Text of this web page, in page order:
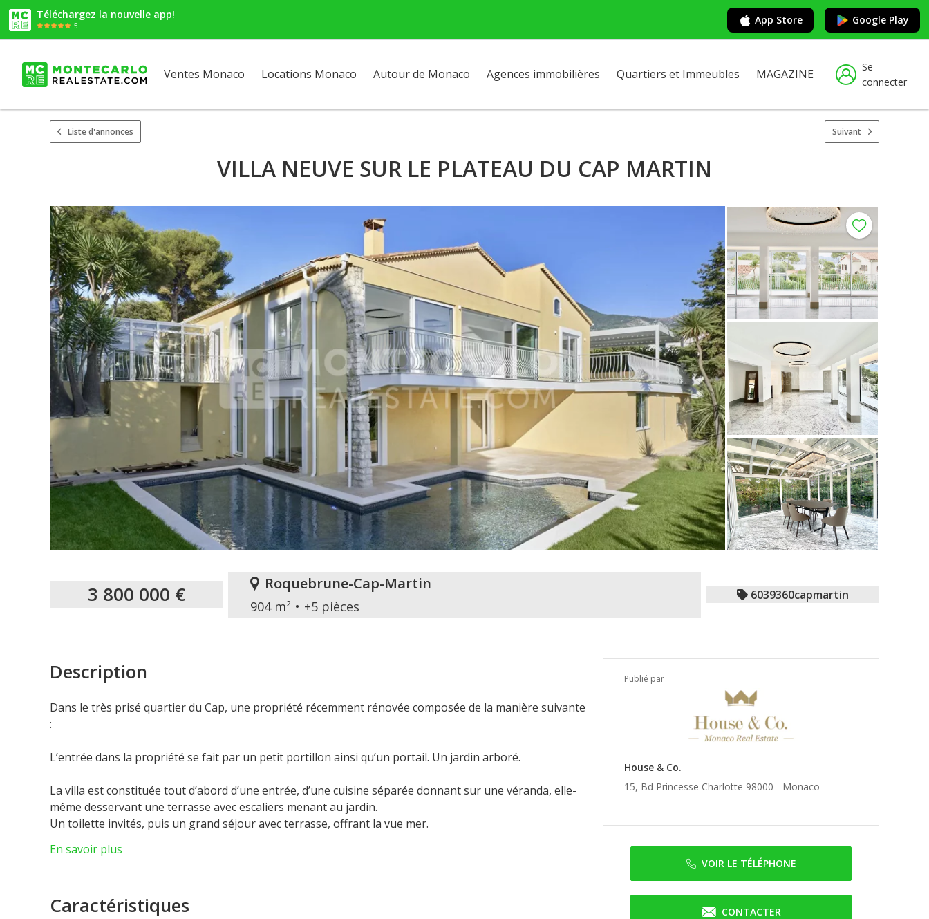
Téléchargez la nouvelle app!
5 App Store Google Play
Ventes Monaco Locations Monaco Autour de Monaco Agences immobilières Quartiers et Immeubles MAGAZINE
Se
connecter
Liste d'annonces Suivant
VILLA NEUVE SUR LE PLATEAU DU CAP MARTIN
3 800 000 € Roquebrune-Cap-Martin
904 m² +5 pièces
6039360capmartin
Publié par
House & Co.
15, Bd Princesse Charlotte 98000 - Monaco
VOIR LE TÉLÉPHONE
CONTACTER
Description
Dans le très prisé quartier du Cap, une propriété récemment rénovée composée de la manière suivante
:
L’entrée dans la propriété se fait par un petit portillon ainsi qu’un portail. Un jardin arboré.
La villa est constituée tout d’abord d’une entrée, d’une cuisine séparée donnant sur une véranda, elle-
même desservant une terrasse avec escaliers menant au jardin.
Un toilette invités, puis un grand séjour avec terrasse, offrant la vue mer.
Une grande terrasse avec un coin pergola.
avec salle de douche et wc, d’une buanderie, d’une pièce pouvant être un dressing ou une chambre de
En savoir plus
Caractéristiques